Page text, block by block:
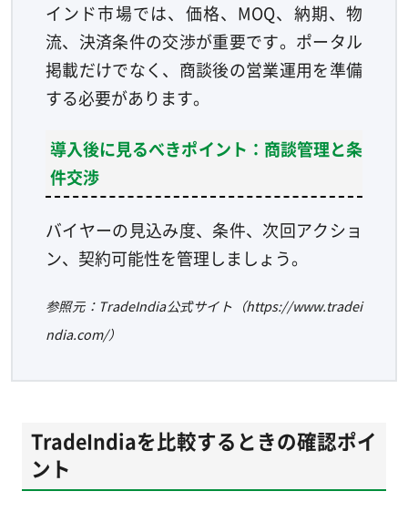
インド市場では、価格、MOQ、納期、物
流、決済条件の交渉が重要です。ポータル
掲載だけでなく、商談後の営業運用を準備
する必要があります。
導入後に見るべきポイント：商談管理と条
件交渉
バイヤーの見込み度、条件、次回アクショ
ン、契約可能性を管理しましょう。
参照元：TradeIndia公式サイト（https://www.tradei
ndia.com/）
TradeIndiaを比較するときの確認ポイ
ント